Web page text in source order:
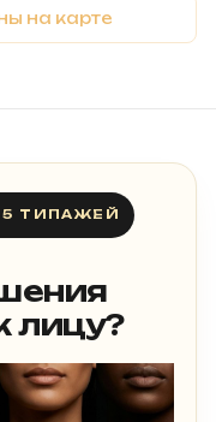
на карте
5 ТИПАЖЕЙ
лицу?